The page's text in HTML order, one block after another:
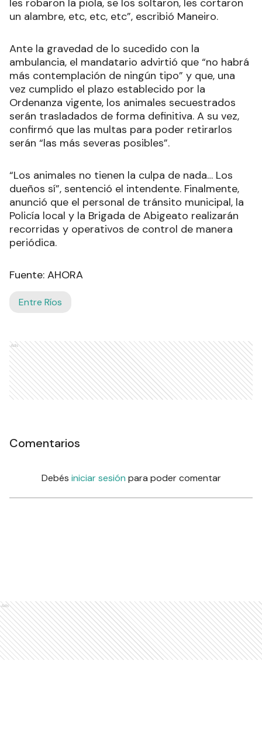
les robaron la piola, se los soltaron, les cortaron
un alambre, etc, etc, etc”, escribió Maneiro.
Ante la gravedad de lo sucedido con la
ambulancia, el mandatario advirtió que “no habrá
más contemplación de ningún tipo” y que, una
vez cumplido el plazo establecido por la
Ordenanza vigente, los animales secuestrados
serán trasladados de forma definitiva. A su vez,
confirmó que las multas para poder retirarlos
serán “las más severas posibles”.
“Los animales no tienen la culpa de nada… Los
dueños sí”, sentenció el intendente. Finalmente,
anunció que el personal de tránsito municipal, la
Policía local y la Brigada de Abigeato realizarán
recorridas y operativos de control de manera
periódica.
Fuente: AHORA
Entre Ríos
Ads
Comentarios
Debés iniciar sesión para poder comentar
Ads